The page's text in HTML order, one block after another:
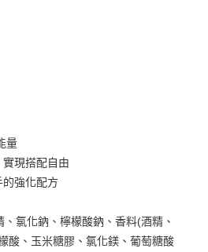
華泰商業銀行
遠東國際商業銀行
永豐商業銀行
中國信託商業銀行
台中商業銀行
華泰商業銀行
星展（台灣）商業銀行
中國信託商業銀行
量
現搭配自由
強化配方
氯化鈉、檸檬酸鈉、香料(酒精、
酸、玉米糖膠、氯化鎂、葡萄糖酸